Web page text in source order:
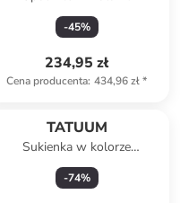
ciemnobrązowym
-45%
234,95 zł
Cena producenta: 434,96 zł*
TATUUM
Sukienka w kolorze
granatowym
-74%